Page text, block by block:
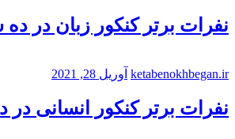
نفرات برتر کنکور زبان در ده
ketabenokhbegan.ir آوریل 28, 2021
نفرات برتر کنکور انسانی در